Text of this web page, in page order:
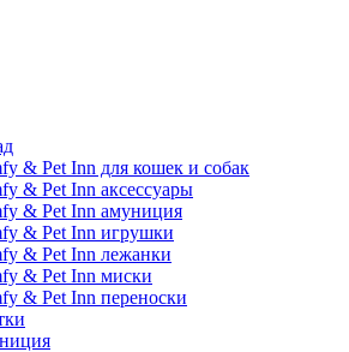
& Pet Inn для кошек и собак
& Pet Inn аксессуары
& Pet Inn амуниция
& Pet Inn игрушки
& Pet Inn лежанки
& Pet Inn миски
& Pet Inn переноски